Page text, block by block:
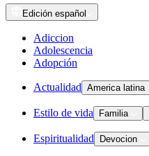
Edición español
Adiccion
Adolescencia
Adopción
Actualidad America latina
Estilo de vida Familia
Espiritualidad Devocion